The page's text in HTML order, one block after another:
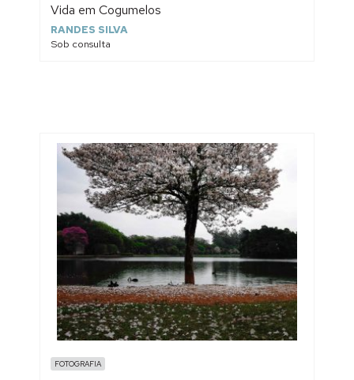
Vida em Cogumelos
RANDES SILVA
Sob consulta
FOTOGRAFIA